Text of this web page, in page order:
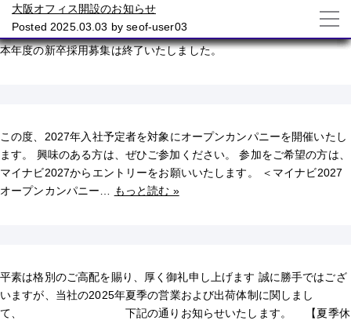
投稿者:seof-user03
2027年入社 新卒採用募集終了について
Posted 2026.07.16 by seof-user03
本年度の新卒採用募集は終了いたしました。
2027年入社新卒向けオープンカンパニーについて
Posted 2025.12.08 by seof-user03
この度、2027年入社予定者を対象にオープンカンパニーを開催いたし
ます。 興味のある方は、ぜひご参加ください。 参加をご希望の方は、
マイナビ2027からエントリーをお願いいたします。 ＜マイナビ2027
オープンカンパニー…
もっと読む »
【お知らせ】2025年 夏季休業及び出荷体制について
Posted 2025.08.06 by seof-user03
平素は格別のご高配を賜り、厚く御礼申し上げます 誠に勝手ではござ
いますが、当社の2025年夏季の営業および出荷体制に関しまし
て、 下記の通りお知らせいたします。 【夏季休
2026年入社 新卒採用募集終了について
Posted 2025.07.07 by seof-user03
【お知らせ】GW休業及び出荷体制について
Posted 2025.04.22 by seof-user03
【お知らせ】つくばフォーラム２０２５へ出展します
Posted 2025.04.22 by seof-user03
2026年入社 新卒採用募集について
Posted 2025.04.01 by seof-user03
大阪オフィス開設のお知らせ
Posted 2025.03.03 by seof-user03